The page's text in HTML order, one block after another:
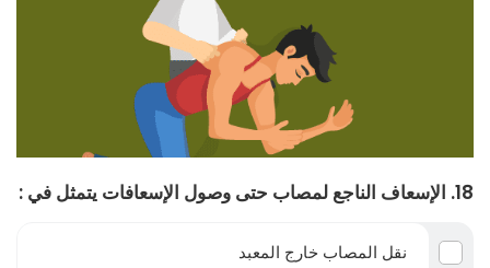
18. الإسعاف الناجع لمصاب حتى وصول الإسعافات يتمثل في :
نقل المصاب خارج المعبد